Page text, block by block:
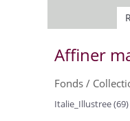
Affiner
Fonds /
Italie_Illustree (69)